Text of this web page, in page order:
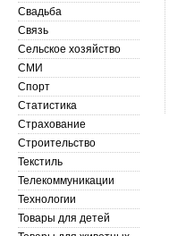
Свадьба
Связь
Сельское хозяйство
СМИ
Спорт
Статистика
Страхование
Строительство
Текстиль
Телекоммуникации
Технологии
Товары для детей